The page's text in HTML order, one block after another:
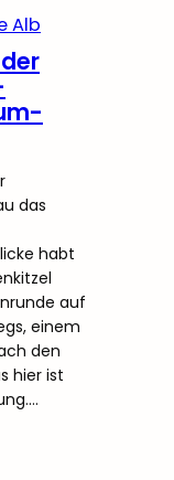
Alb
das
habt
auf
einem
den
hier ist